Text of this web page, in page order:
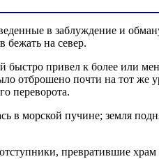
в заблуждение и
бежать на север.
привел к более или
отброшено почти на тот же
переворота.
морской пучине; земля
превратившие